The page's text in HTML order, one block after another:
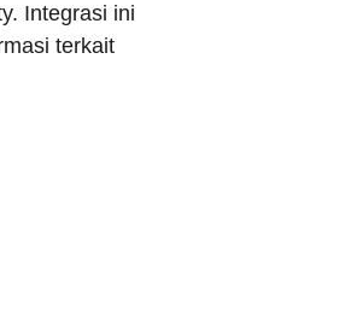
Integrasi ini
terkait